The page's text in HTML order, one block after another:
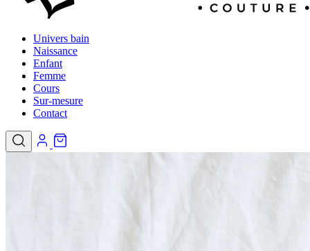
Univers bain
Naissance
Enfant
Femme
Cours
Sur-mesure
Contact